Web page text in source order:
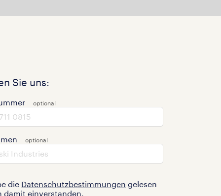
Sie uns:
die Datenschutzbestimmungen gelesen
damit einverstanden.